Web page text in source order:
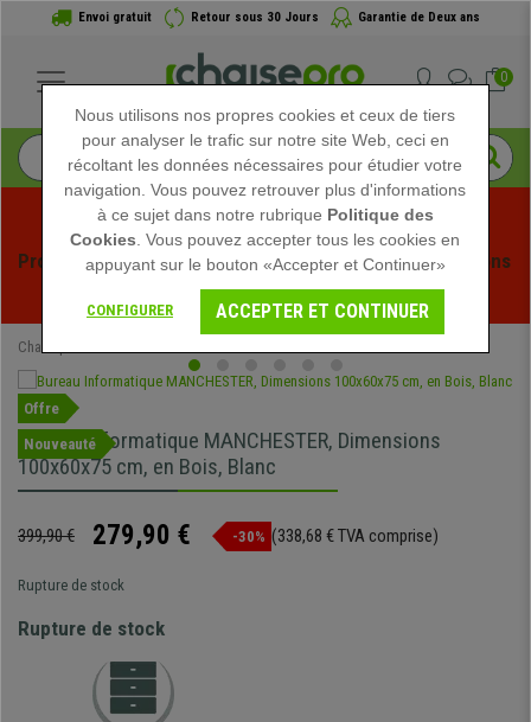
Envoi gratuit Retour sous 30 Jours Garantie de Deux ans
0
Profitez des soldes d'été chez Chaisepro ! Des réductions
exclusives pour une durée limitée - Voir l'offre
Chaisepro
Offre
Nouveauté
Bureau Informatique MANCHESTER, Dimensions
100x60x75 cm, en Bois, Blanc
399,90 € 279,90 € -30% (338,68 € TVA comprise)
Rupture de stock
Rupture de stock
Nous utilisons nos propres cookies et ceux de tiers
pour analyser le trafic sur notre site Web, ceci en
récoltant les données nécessaires pour étudier votre
navigation. Vous pouvez retrouver plus d'informations
à ce sujet dans notre rubrique Politique des
Cookies . Vous pouvez accepter tous les cookies en
appuyant sur le bouton «Accepter et Continuer»
CONFIGURER ACCEPTER ET CONTINUER